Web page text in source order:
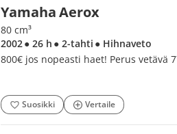
Yamaha Aerox
80 cm³
2002● 26 h ● 2-tahti ● Hihnaveto
800€ jos nopeasti haet! Perus
Suosikki Vertaile